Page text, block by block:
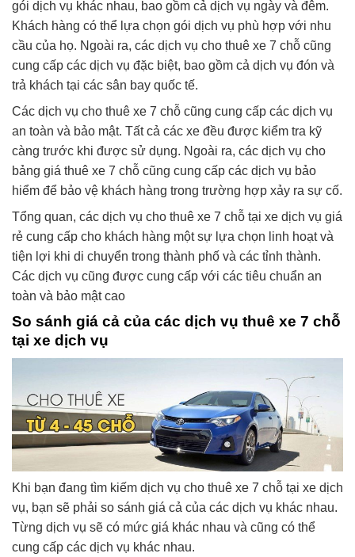
gói dịch vụ khác nhau, bao gồm cả dịch vụ ngày và đêm.
Khách hàng có thể lựa chọn gói dịch vụ phù hợp với nhu
cầu của họ. Ngoài ra, các dịch vụ cho thuê xe 7 chỗ cũng
cung cấp các dịch vụ đặc biệt, bao gồm cả dịch vụ đón và
trả khách tại các sân bay quốc tế.
Các dịch vụ cho thuê xe 7 chỗ cũng cung cấp các dịch vụ
an toàn và bảo mật. Tất cả các xe đều được kiểm tra kỹ
càng trước khi được sử dụng. Ngoài ra, các dịch vụ cho
bảng giá thuê xe 7 chỗ cũng cung cấp các dịch vụ bảo
hiểm để bảo vệ khách hàng trong trường hợp xảy ra sự cố.
Tổng quan, các dịch vụ cho thuê xe 7 chỗ tại xe dịch vụ giá
rẻ cung cấp cho khách hàng một sự lựa chọn linh hoạt và
tiện lợi khi di chuyển trong thành phố và các tỉnh thành.
Các dịch vụ cũng được cung cấp với các tiêu chuẩn an
toàn và bảo mật cao
So sánh giá cả của các dịch vụ thuê xe 7 chỗ
tại xe dịch vụ
Khi bạn đang tìm kiếm dịch vụ cho thuê xe 7 chỗ tại xe dịch
vụ, bạn sẽ phải so sánh giá cả của các dịch vụ khác nhau.
Từng dịch vụ sẽ có mức giá khác nhau và cũng có thể
cung cấp các dịch vụ khác nhau.